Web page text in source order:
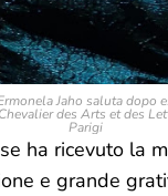
Jaho saluta dopo
des Arts et des
Parigi
ha ricevuto la
e grande